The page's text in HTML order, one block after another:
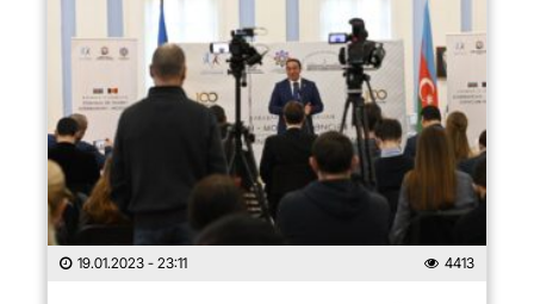
19.01.2023 - 23:11 4413